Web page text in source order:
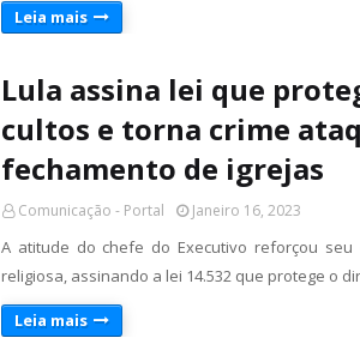
Leia mais
Lula assina lei que
cultos e torna crime
fechamento de igrejas
Comunicação - Portal Janeiro 16, 2023
A atitude do chefe do Executivo reforçou seu
religiosa, assinando a lei 14.532 que protege o
Leia mais